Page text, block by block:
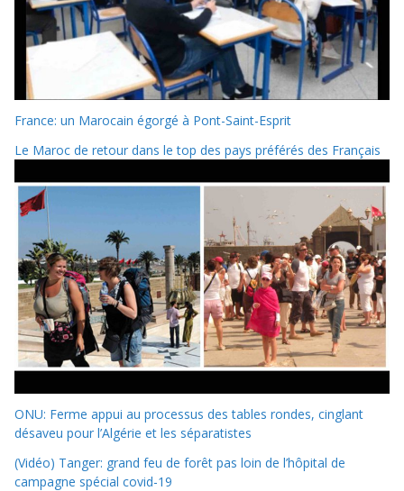
France: un Marocain égorgé à Pont-Saint-Esprit
Le Maroc de retour dans le top des pays préférés des Français
ONU: Ferme appui au processus des tables rondes, cinglant
désaveu pour l’Algérie et les séparatistes
(Vidéo) Tanger: grand feu de forêt pas loin de l’hôpital de
campagne spécial covid-19